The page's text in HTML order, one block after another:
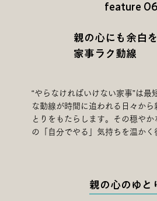
feature 06
親の心にも余白
家事ラク動線
“やらなければいけない家事”は最
な動線が時間に追われる日々か
とりをもたらします。その穏やか
の「自分でやる」気持ちを温かく
親の心のゆと